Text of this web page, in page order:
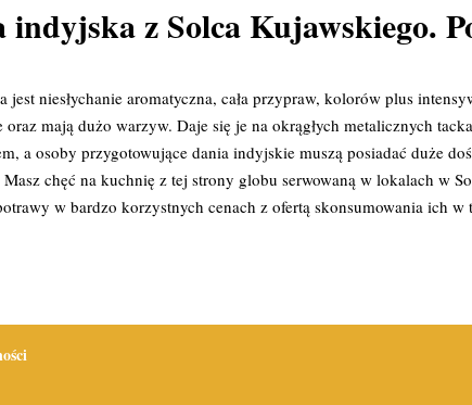
indyjska z Solca Kujawskiego.
jest niesłychanie aromatyczna, cała przypraw, kolorów plus
oraz mają dużo warzyw. Daje się je na okrągłych metalicznych
a osoby przygotowujące dania indyjskie muszą posiadać duże
chęć na kuchnię z tej strony globu serwowaną w lokalach w
w bardzo korzystnych cenach z ofertą skonsumowania ich